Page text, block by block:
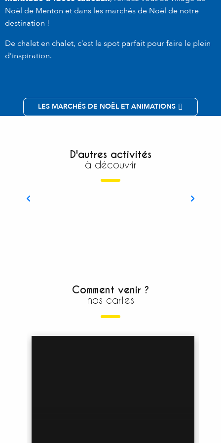
Noël de Menton et dans les marchés de Noël de notre
destination !
De chalet en chalet, c’est le spot parfait pour faire le plein
d’inspiration.
LES MARCHÉS DE NOËL ET ANIMATIONS
D'autres activités
à découvrir
Vivez la magie des fêtes de fin d’année
Comment venir ?
nos cartes